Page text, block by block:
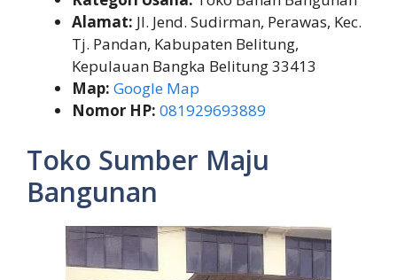
Alamat: Jl. Jend. Sudirman, Perawas, Kec.
Tj. Pandan, Kabupaten Belitung,
Kepulauan Bangka Belitung 33413
Map: Google Map
Nomor HP: 081929693889
Toko Sumber Maju
Bangunan